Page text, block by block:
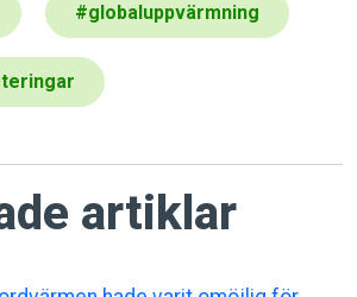
#globaluppvärmning
artiklar